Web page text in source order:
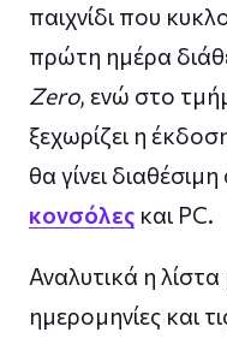
παιχνίδι που
πρώτη ημέρα
Zero, ενώ στο
ξεχωρίζει η
θα γίνει διαθέσιμη
κονσόλες και PC.
Αναλυτικά η
ημερομηνίες και